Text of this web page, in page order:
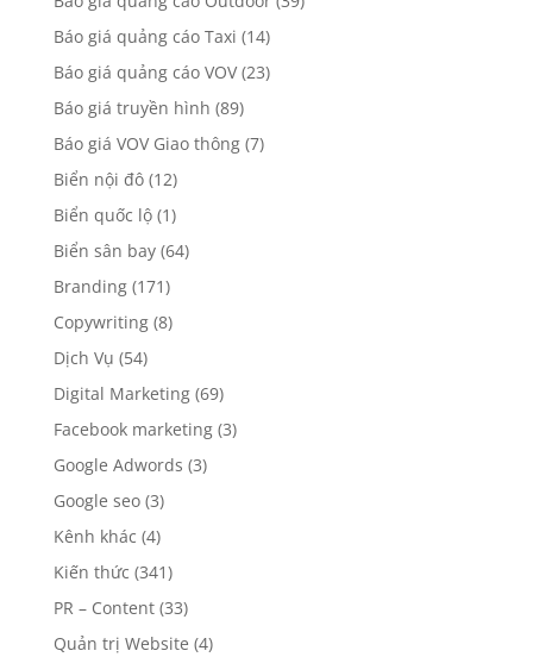
Báo giá quảng cáo Taxi (14)
Báo giá quảng cáo VOV(23)
Báo giá truyền hình (89)
Báo giá VOV Giao thông(7)
Biển nội đô(12)
Biển quốc lộ(1)
Biển sân bay(64)
Branding(171)
Copywriting(8)
Dịch Vụ (54)
Digital Marketing(69)
Facebook marketing(3)
Google Adwords (3)
Google seo(3)
Kênh khác (4)
Kiến thức (341)
PR – Content(33)
Quản trị Website (4)